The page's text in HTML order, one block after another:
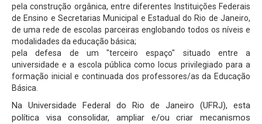
pela construção orgânica, entre diferentes Instituições Federais
de Ensino e Secretarias Municipal e Estadual do Rio de Janeiro,
de uma rede de escolas parceiras englobando todos os níveis e
modalidades da educação básica;
pela defesa de um "terceiro espaço" situado entre a
universidade e a escola pública como locus privilegiado para a
formação inicial e continuada dos professores/as da Educação
Básica.
Na Universidade Federal do Rio de Janeiro (UFRJ), esta
política visa consolidar, ampliar e/ou criar mecanismos